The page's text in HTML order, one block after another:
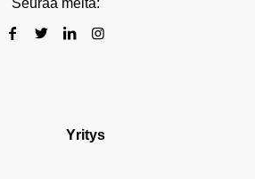
Seuraa meitä:
Yritys